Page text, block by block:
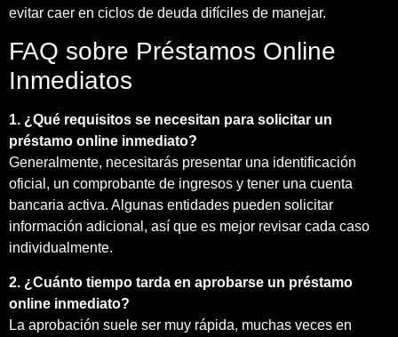
evitar caer en ciclos de deuda difíciles de manejar.
FAQ sobre Préstamos Online
Inmediatos
1. ¿Qué requisitos se necesitan para solicitar un
préstamo online inmediato?
Generalmente, necesitarás presentar una identificación
oficial, un comprobante de ingresos y tener una cuenta
bancaria activa. Algunas entidades pueden solicitar
información adicional, así que es mejor revisar cada caso
individualmente.
2. ¿Cuánto tiempo tarda en aprobarse un préstamo
online inmediato?
La aprobación suele ser muy rápida, muchas veces en